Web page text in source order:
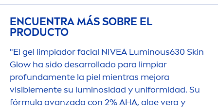
ENCUENTRA MÁS SOBRE EL
PRODUCTO
"El gel limpiador facial NIVEA Luminous630 Skin
Glow ha sido desarrollado para limpiar
profundamente la piel mientras mejora
visiblemente su luminosidad y uniformidad. Su
fórmula avanzada con 2% AHA, aloe vera y